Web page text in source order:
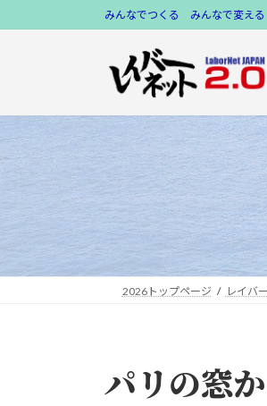
ン
へ
キ
ビ
ョ
に
みんなでつくる みんなで変え
2026トップページ レイバ
パリの窓